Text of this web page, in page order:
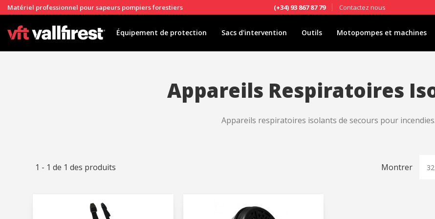
Matériel professionnel pour sapeurs pompiers forestiers (+34) 93 867 87 79 Contactez nous
Équipement de protection Sacs d'intervention Outils Motopompes et machines
Appareils Respiratoires
Appareils respiratoires isolants de secours pour incendies.
1 - 1 de 1 des produits Montrer